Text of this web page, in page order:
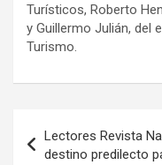
Turísticos, Roberto
y Guillermo Julián, del
Turismo.
de
Lectores Revista
destino predilecto